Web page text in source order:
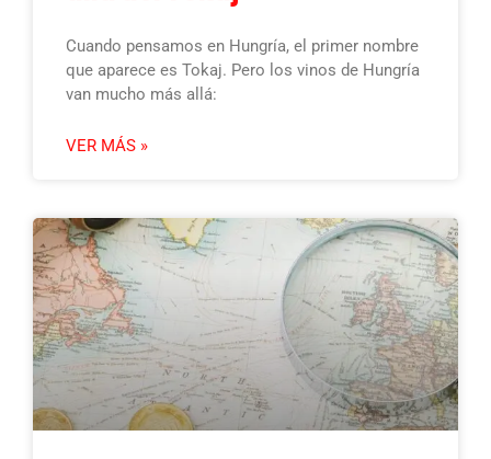
Cuando pensamos en Hungría, el primer nombre
que aparece es Tokaj. Pero los vinos de Hungría
van mucho más allá:
VER MÁS »